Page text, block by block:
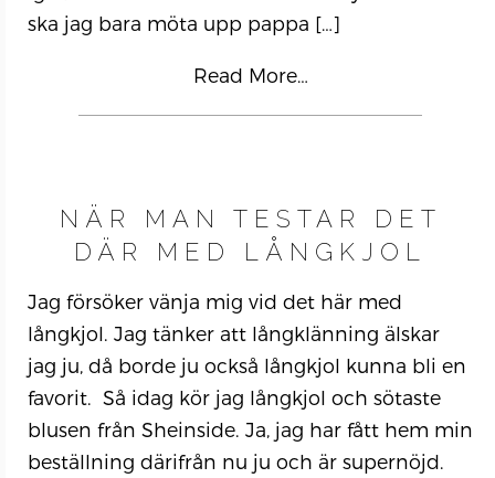
ska jag bara möta upp pappa […]
Read More…
NÄR MAN TESTAR DET
DÄR MED LÅNGKJOL
Jag försöker vänja mig vid det här med
långkjol. Jag tänker att långklänning älskar
jag ju, då borde ju också långkjol kunna bli en
favorit. Så idag kör jag långkjol och sötaste
blusen från Sheinside. Ja, jag har fått hem min
beställning därifrån nu ju och är supernöjd.